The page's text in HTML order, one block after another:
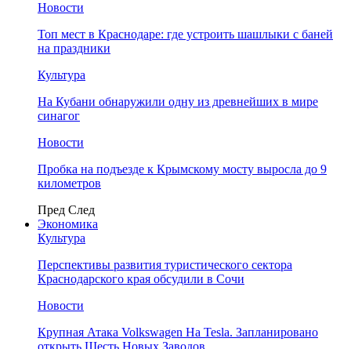
Новости
Топ мест в Краснодаре: где устроить шашлыки с баней
на праздники
Культура
На Кубани обнаружили одну из древнейших в мире
синагог
Новости
Пробка на подъезде к Крымскому мосту выросла до 9
километров
Пред След
Экономика
Культура
Перспективы развития туристического сектора
Краснодарского края обсудили в Сочи
Новости
Крупная Атака Volkswagen На Tesla. Запланировано
открыть Шесть Новых Заводов